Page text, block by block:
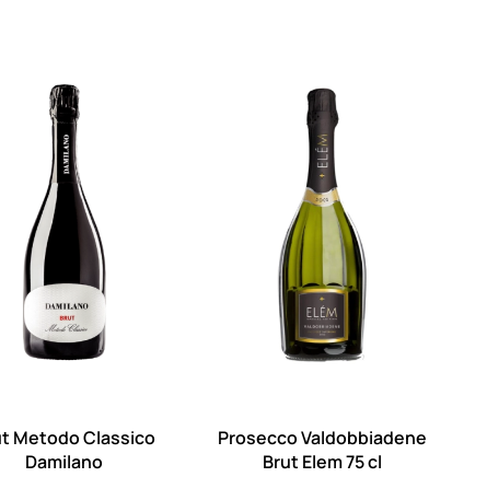
Metodo Classico
Damilano
Prosecco Valdobbiadene
Brut Elem 75 cl